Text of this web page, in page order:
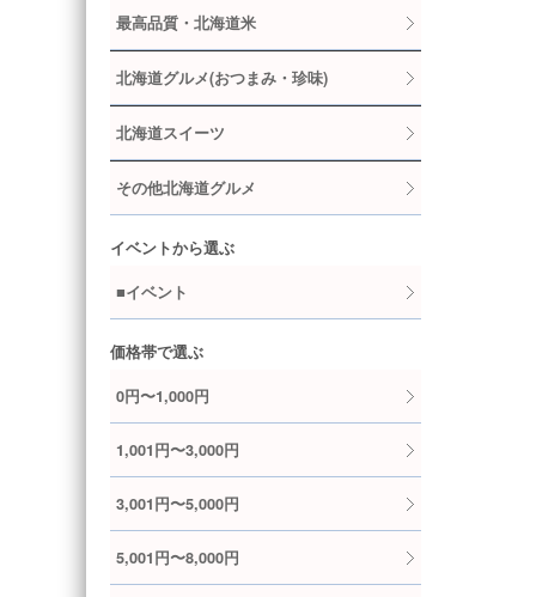
最高品質・北海道米
北海道グルメ(おつまみ・珍味)
北海道スイーツ
その他北海道グルメ
イベントから選ぶ
■イベント
価格帯で選ぶ
0円〜1,000円
1,001円〜3,000円
3,001円〜5,000円
5,001円〜8,000円